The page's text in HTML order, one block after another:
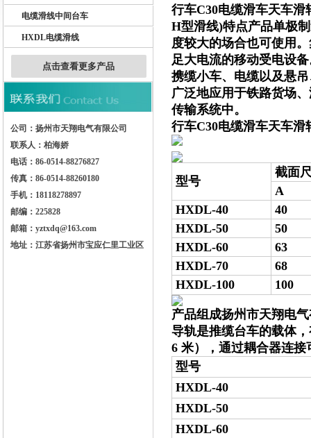
电缆滑线中间台车
HXDL电缆滑线
点击查看更多产品
公司：扬州市天翔电气有限公司
联系人：柏海娇
电话：86-0514-88276827
传真：86-0514-88260180
手机：18118278897
邮编：225828
邮箱：yztxdq@163.com
地址：江苏省扬州市宝应仁里工业区
行车C30电缆滑车天车滑
H型滑线)特点产品单极
度较大的场合也可使用
足大电流的移动受电设
携缆小车、电缆以及悬
广泛地应用于铁路货场
传输系统中。
行车C30电缆滑车天车滑
型号
截面
A
HXDL-40
40
HXDL-50
50
HXDL-60
63
HXDL-70
68
HXDL-100
100
产品组成扬州市天翔电
导轨是推缆台车的载体
6 米），通过耦合器连
型号
HXDL-40
HXDL-50
HXDL-60